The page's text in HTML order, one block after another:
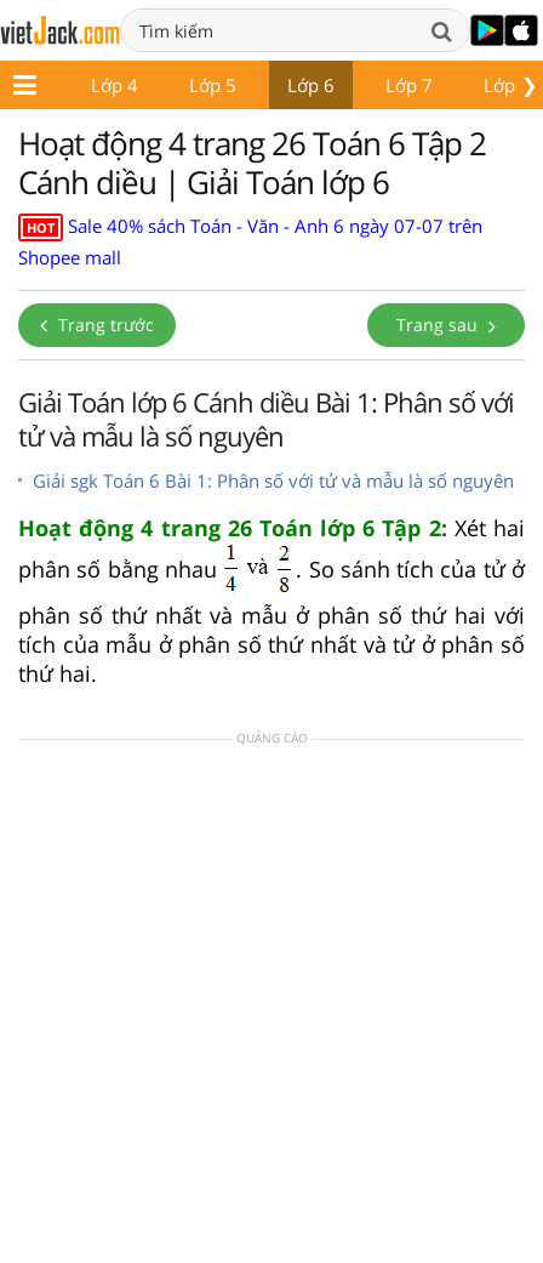
❯
3 Lớp 4 Lớp 5 Lớp 6 Lớp 7 Lớp 8
Hoạt động 4 trang 26 Toán 6 Tập 2
Cánh diều | Giải Toán lớp 6
HOT
Sale 40% sách Toán - Văn - Anh 6 ngày 07-07 trên
Shopee mall
Trang trước Trang sau
Giải Toán lớp 6 Cánh diều Bài 1: Phân số với
tử và mẫu là số nguyên
Giải sgk Toán 6 Bài 1: Phân số với tử và mẫu là số nguyên
Hoạt động 4 trang 26 Toán lớp 6 Tập 2: Xét hai
phân số bằng nhau
. So sánh tích của tử ở
phân số thứ nhất và mẫu ở phân số thứ hai với
tích của mẫu ở phân số thứ nhất và tử ở phân số
thứ hai.
QUẢNG CÁO